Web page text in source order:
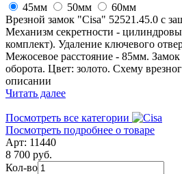
45мм
50мм
60мм
Врезной замок "Cisa" 52521.45.0 с
Механизм секретности -
комплект). Удаление ключевого
Межосевое расстояние - 85мм. Замок
оборота. Цвет: золото. Схему
описании
Читать далее
Посмотреть все категории
Посмотреть подробнее о товаре
Арт: 11440
8 700 руб.
Кол-во